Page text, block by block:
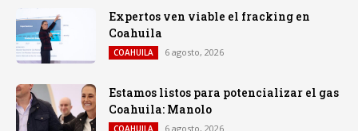
Expertos ven viable el fracking en
Coahuila
COAHUILA 6 agosto, 2026
Estamos listos para potencializar el gas
Coahuila: Manolo
COAHUILA 6 agosto, 2026